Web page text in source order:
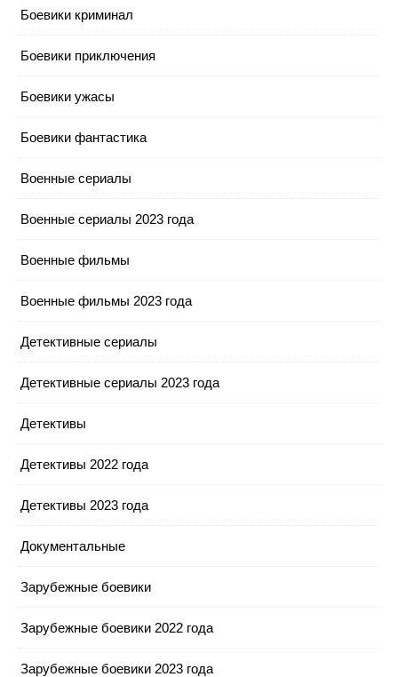
Боевики криминал
Боевики приключения
Боевики ужасы
Боевики фантастика
Военные сериалы
Военные сериалы 2023 года
Военные фильмы
Военные фильмы 2023 года
Детективные сериалы
Детективные сериалы 2023 года
Детективы
Детективы 2022 года
Детективы 2023 года
Документальные
Зарубежные боевики
Зарубежные боевики 2022 года
Зарубежные боевики 2023 года